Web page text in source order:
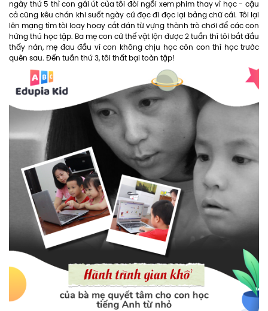
ngày thứ 5 thì con gái út của tôi đòi ngồi xem phim thay vì học - cậu
cả cũng kêu chán khi suốt ngày cứ đọc đi đọc lại bảng chữ cái. Tôi lại
lên mạng tìm tòi loay hoay cắt dán từ vựng thành trò chơi để các con
hứng thú học tập. Ba mẹ con cứ thế vật lộn được 2 tuần thì tôi bắt đầu
thấy nản, mẹ đau đầu vì con không chịu học còn con thì học trước
quên sau. Đến tuần thứ 3, tôi thất bại toàn tập!